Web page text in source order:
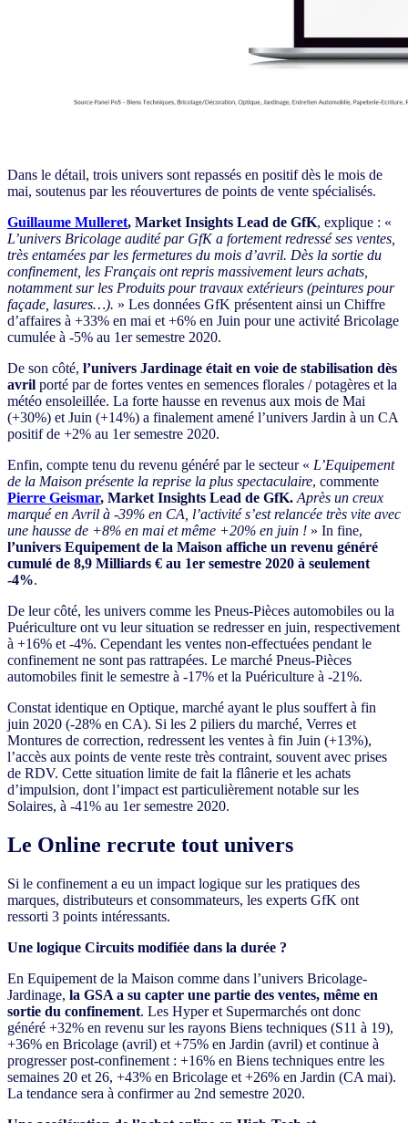
Dans le détail, trois univers sont repassés en positif dès le mois de
mai, soutenus par les réouvertures de points de vente spécialisés.
Guillaume Mulleret, Market Insights Lead de GfK, explique : «
L’univers Bricolage audité par GfK a fortement redressé ses ventes,
très entamées par les fermetures du mois d’avril. Dès la sortie du
confinement, les Français ont repris massivement leurs achats,
notamment sur les Produits pour travaux extérieurs (peintures pour
façade, lasures…). » Les données GfK présentent ainsi un Chiffre
d’affaires à +33% en mai et +6% en Juin pour une activité Bricolage
cumulée à -5% au 1er semestre 2020.
De son côté, l’univers Jardinage était en voie de stabilisation dès
avril porté par de fortes ventes en semences florales / potagères et la
météo ensoleillée. La forte hausse en revenus aux mois de Mai
(+30%) et Juin (+14%) a finalement amené l’univers Jardin à un CA
positif de +2% au 1er semestre 2020.
Enfin, compte tenu du revenu généré par le secteur « L’Equipement
de la Maison présente la reprise la plus spectaculaire, commente
Pierre Geismar, Market Insights Lead de GfK. Après un creux
marqué en Avril à -39% en CA, l’activité s’est relancée très vite avec
une hausse de +8% en mai et même +20% en juin ! » In fine,
l’univers Equipement de la Maison affiche un revenu généré
cumulé de 8,9 Milliards € au 1er semestre 2020 à seulement
-4%.
De leur côté, les univers comme les Pneus-Pièces automobiles ou la
Puériculture ont vu leur situation se redresser en juin, respectivement
à +16% et -4%. Cependant les ventes non-effectuées pendant le
confinement ne sont pas rattrapées. Le marché Pneus-Pièces
automobiles finit le semestre à -17% et la Puériculture à -21%.
Constat identique en Optique, marché ayant le plus souffert à fin
juin 2020 (-28% en CA). Si les 2 piliers du marché, Verres et
Montures de correction, redressent les ventes à fin Juin (+13%),
l’accès aux points de vente reste très contraint, souvent avec prises
de RDV. Cette situation limite de fait la flânerie et les achats
d’impulsion, dont l’impact est particulièrement notable sur les
Solaires, à -41% au 1er semestre 2020.
Le Online recrute tout univers
Si le confinement a eu un impact logique sur les pratiques des
marques, distributeurs et consommateurs, les experts GfK ont
ressorti 3 points intéressants.
Une logique Circuits modifiée dans la durée ?
En Equipement de la Maison comme dans l’univers Bricolage-
Jardinage, la GSA a su capter une partie des ventes, même en
sortie du confinement. Les Hyper et Supermarchés ont donc
généré +32% en revenu sur les rayons Biens techniques (S11 à 19),
+36% en Bricolage (avril) et +75% en Jardin (avril) et continue à
progresser post-confinement : +16% en Biens techniques entre les
semaines 20 et 26, +43% en Bricolage et +26% en Jardin (CA mai).
La tendance sera à confirmer au 2nd semestre 2020.